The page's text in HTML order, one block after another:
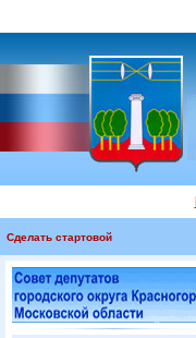
Сделать стартовой